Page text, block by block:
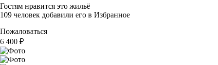
Гостям нравится это жильё
109 человек добавили его в Избранное
Пожаловаться
6 400 ₽